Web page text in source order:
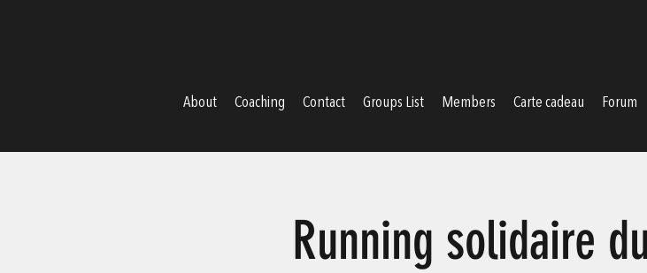
About Coaching Contact Groups List Members Carte cadeau Forum
Running solidaire